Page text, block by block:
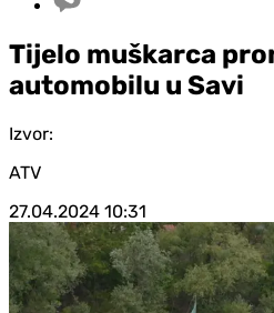
Tijelo muškarca
automobilu u Savi
Izvor:
ATV
27.04.2024 10:31